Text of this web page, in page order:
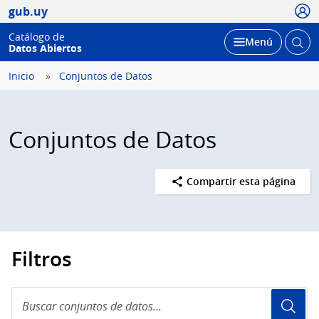
gub.uy
Catálogo de
Datos Abiertos
Desplegar
Menú Abrir
Inicio Conjuntos de Datos
Conjuntos de Datos
Compartir esta página
Filtros
conjuntos